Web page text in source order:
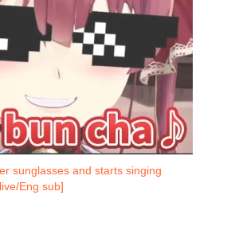
sunglasses and starts singing
Eng sub]